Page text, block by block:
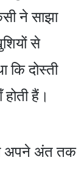
ने साझा
से
कि दोस्ती
हैं।
अपने अंत तक